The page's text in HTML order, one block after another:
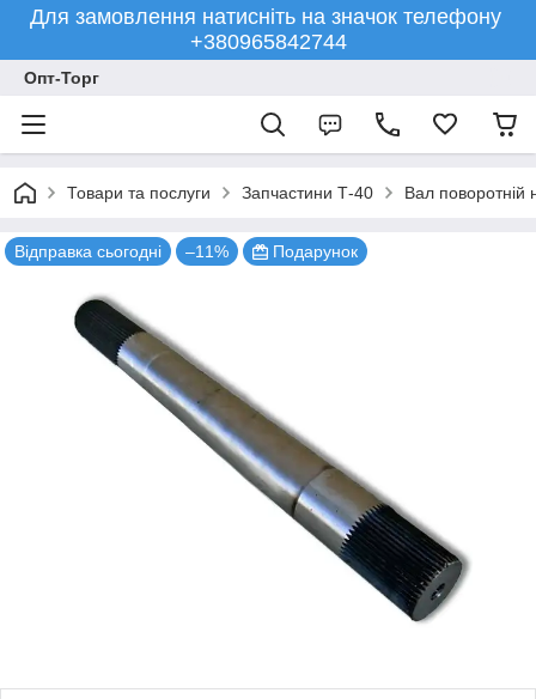
Для замовлення натисніть на значок телефону
+380965842744
Опт-Торг
Товари та послуги Запчастини Т-40 Вал поворотній
Відправка сьогодні –11% Подарунок